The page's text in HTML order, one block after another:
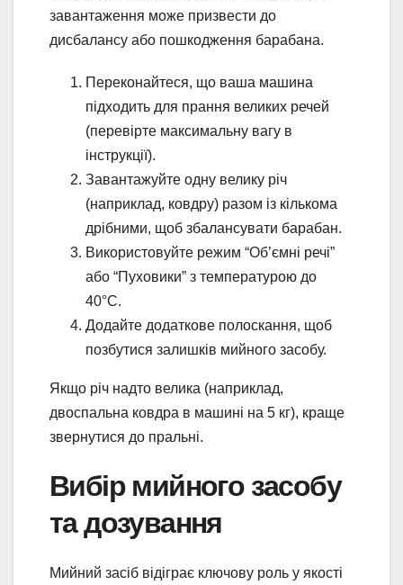
завантаження може призвести до
дисбалансу або пошкодження барабана.
Переконайтеся, що ваша машина
підходить для прання великих речей
(перевірте максимальну вагу в
інструкції).
Завантажуйте одну велику річ
(наприклад, ковдру) разом із кількома
дрібними, щоб збалансувати барабан.
Використовуйте режим “Об’ємні речі”
або “Пуховики” з температурою до
40°C.
Додайте додаткове полоскання, щоб
позбутися залишків мийного засобу.
Якщо річ надто велика (наприклад,
двоспальна ковдра в машині на 5 кг), краще
звернутися до пральні.
Вибір мийного засобу
та дозування
Мийний засіб відіграє ключову роль у якості